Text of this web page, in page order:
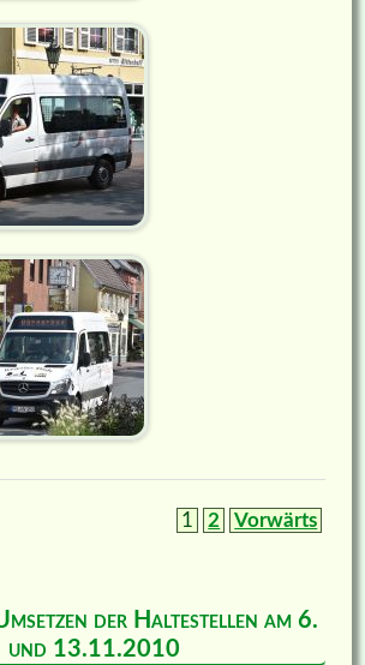
1
2 Vorwärts
der Haltestellen am 6.
und 13.11.2010